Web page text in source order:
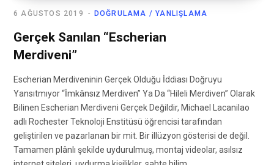
DOĞRULAMA / YANLIŞLAMA
6 AĞUSTOS 2019
Gerçek Sanılan “Escherian
Merdiveni”
Escherian Merdiveninin Gerçek Olduğu İddiası Doğruyu
Yansıtmıyor “İmkânsız Merdiven” Ya Da “Hileli Merdiven” Olarak
Bilinen Escherian Merdiveni Gerçek Değildir, Michael Lacanilao
adlı Rochester Teknoloji Enstitüsü öğrencisi tarafından
geliştirilen ve pazarlanan bir mit. Bir illüzyon gösterisi de değil.
Tamamen plânlı şekilde uydurulmuş, montaj videolar, asılsız